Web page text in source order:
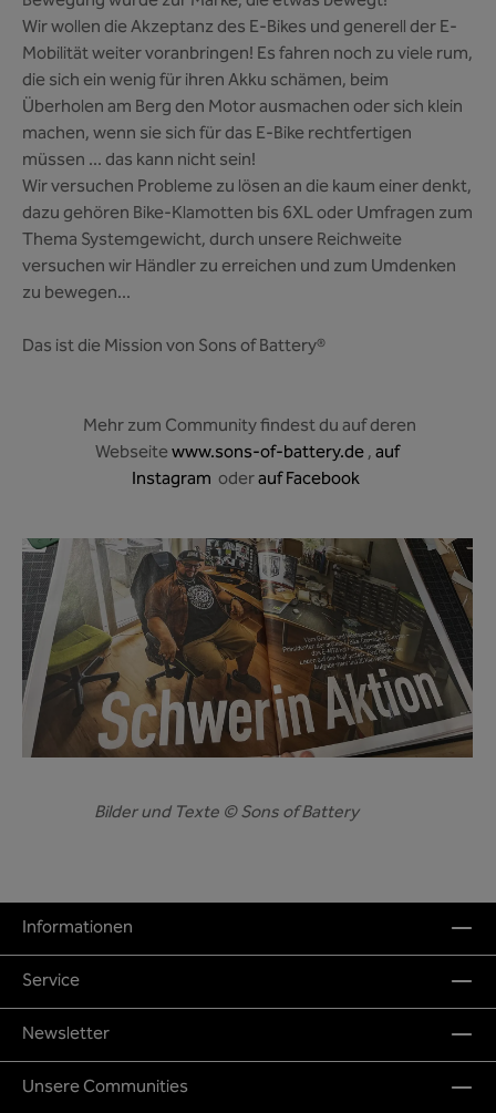
Wir wollen die Akzeptanz des E-Bikes und generell der E-
Mobilität weiter voranbringen! Es fahren noch zu viele rum,
die sich ein wenig für ihren Akku schämen, beim
Überholen am Berg den Motor ausmachen oder sich klein
machen, wenn sie sich für das E-Bike rechtfertigen
müssen ... das kann nicht sein!
Wir versuchen Probleme zu lösen an die kaum einer denkt,
dazu gehören Bike-Klamotten bis 6XL oder Umfragen zum
Thema Systemgewicht, durch unsere Reichweite
versuchen wir Händler zu erreichen und zum Umdenken
zu bewegen...
Das ist die Mission von Sons of Battery®
Mehr zum Community findest du auf deren
Webseitewww.sons-of-battery.de,auf
Instagram oderauf Facebook
Bilder und Texte © Sons of Battery
Informationen
Service
Newsletter
Unsere Communities